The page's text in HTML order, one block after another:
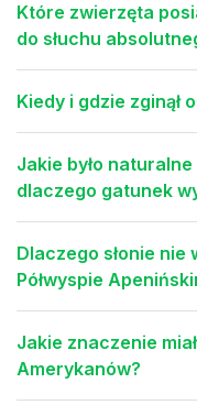
Które zwierzęta
do słuchu
Kiedy i gdzie zginął
Jakie było
dlaczego gatunek
Dlaczego słonie
Półwyspie
Jakie znaczenie
Amerykanów?